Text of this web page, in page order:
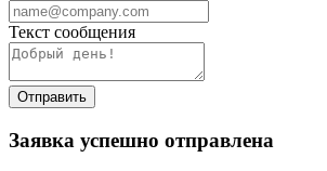
Текст сообщения
Отправить
Заявка успешно отправлена